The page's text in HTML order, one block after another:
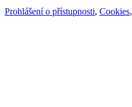
Prohlášení o přístupnosti, Cookies,